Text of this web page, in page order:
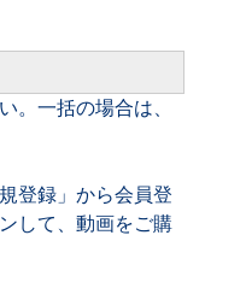
。一括の場合は、
登録」から会員登
して、動画をご購